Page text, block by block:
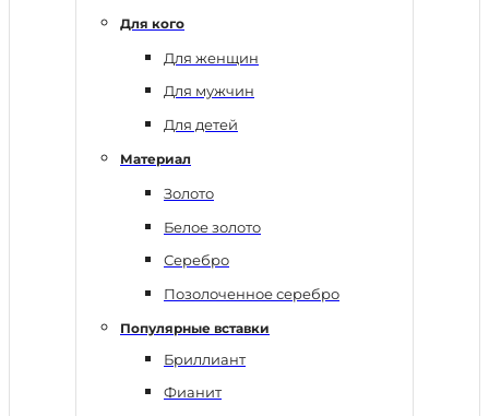
Для кого
Для женщин
Для мужчин
Для детей
Материал
Золото
Белое золото
Серебро
Позолоченное серебро
Популярные вставки
Бриллиант
Фианит